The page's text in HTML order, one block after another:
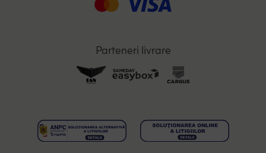
Parteneri livrare